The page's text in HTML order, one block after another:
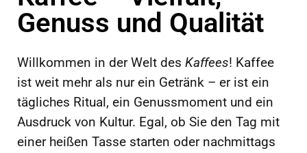
2026:
Fakten und
für
Kaffeemasc
French
Genuss und Qualität
Willkommen in der Welt des Kaffees! Kaffee
ist weit mehr als nur ein Getränk – er ist ein
tägliches Ritual, ein Genussmoment und ein
Ausdruck von Kultur. Egal, ob Sie den Tag mit
einer heißen Tasse starten oder nachmittags